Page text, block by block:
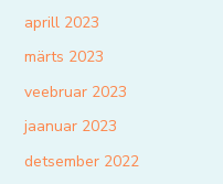
aprill 2023
märts 2023
veebruar 2023
jaanuar 2023
detsember 2022